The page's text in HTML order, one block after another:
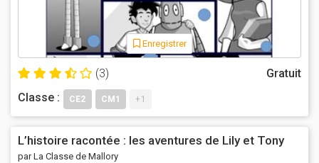
Enregistrer
(3)
Gratuit
Classe :
CE2 CM1 +1
L’histoire racontée : les aventures de Lily et Tony
par La Classe de Mallory